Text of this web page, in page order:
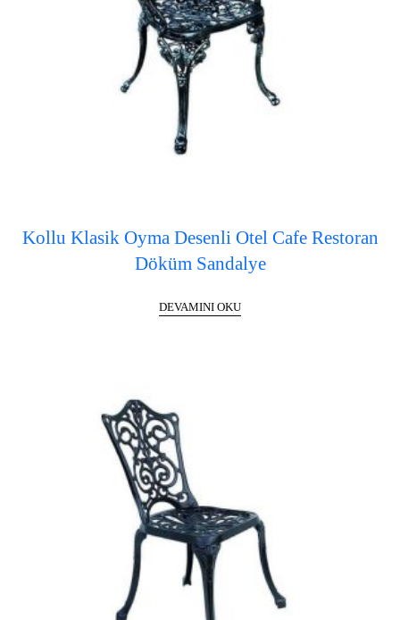
Kollu Klasik Oyma Desenli Otel Cafe Restoran
Döküm Sandalye
DEVAMINI OKU